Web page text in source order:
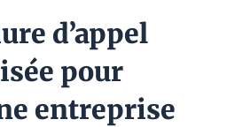
d’appel
pour
entreprise